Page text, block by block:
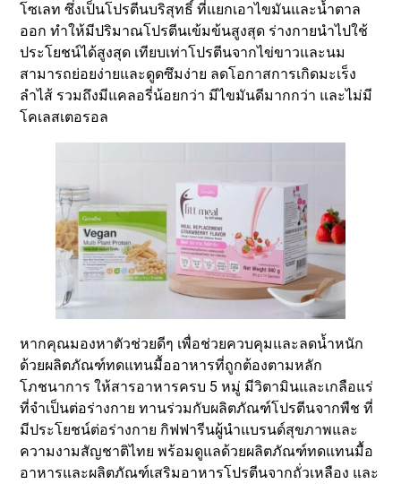
โซเลท ซึ่งเป็นโปรตีนบริสุทธิ์ ที่แยกเอาไขมันและน้ำตาล
ออก ทำให้มีปริมาณโปรตีนเข้มข้นสูงสุด ร่างกายนำไปใช้
ประโยชน์ได้สูงสุด เทียบเท่าโปรตีนจากไข่ขาวและนม
สามารถย่อยง่ายและดูดซึมง่าย ลดโอกาสการเกิดมะเร็ง
ลำไส้ รวมถึงมีแคลอรี่น้อยกว่า มีไขมันดีมากกว่า และไม่มี
โคเลสเตอรอล
หากคุณมองหาตัวช่วยดีๆ เพื่อช่วยควบคุมและลดน้ำหนัก
ด้วยผลิตภัณฑ์ทดแทนมื้ออาหารที่ถูกต้องตามหลัก
โภชนาการ ให้สารอาหารครบ 5 หมู่ มีวิตามินและเกลือแร่
ที่จำเป็นต่อร่างกาย ทานร่วมกับผลิตภัณฑ์โปรตีนจากพืช ที่
มีประโยชน์ต่อร่างกาย กิฟฟารีนผู้นำแบรนด์สุขภาพและ
ความงามสัญชาติไทย พร้อมดูแลด้วยผลิตภัณฑ์ทดแทนมื้อ
อาหารและผลิตภัณฑ์เสริมอาหารโปรตีนจากถั่วเหลือง และ